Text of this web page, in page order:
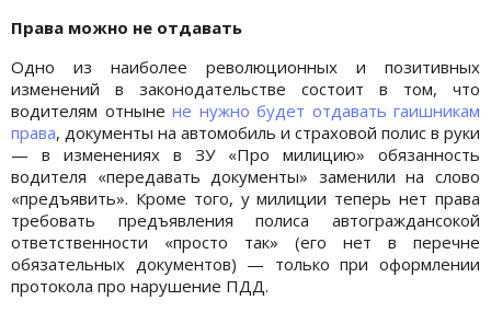
Права можно не отдавать
Одно из наиболее революционных и позитивных
изменений в законодательстве состоит в том, что
водителям отныне не нужно будет отдавать гаишникам
права, документы на автомобиль и страховой полис в руки
— в изменениях в ЗУ «Про милицию» обязанность
водителя «передавать документы» заменили на слово
«предъявить». Кроме того, у милиции теперь нет права
требовать предъявления полиса автограждансокой
ответственности «просто так» (его нет в перечне
обязательных документов) — только при оформлении
протокола про нарушение ПДД.